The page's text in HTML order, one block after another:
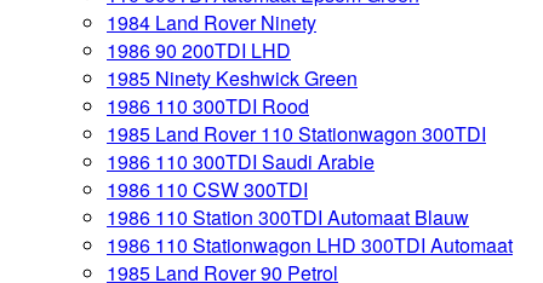
1984 Land Rover Ninety
1986 90 200TDI LHD
1985 Ninety Keshwick Green
1986 110 300TDI Rood
1985 Land Rover 110 Stationwagon 300TDI
1986 110 300TDI Saudi Arabie
1986 110 CSW 300TDI
1986 110 Station 300TDI Automaat Blauw
1986 110 Stationwagon LHD 300TDI Automaat
1985 Land Rover 90 Petrol